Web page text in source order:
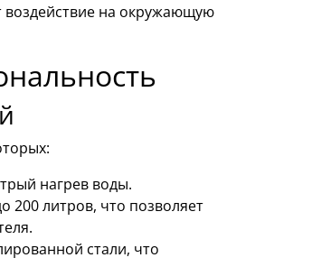
на окружающую
нагрев воды.
200 литров, что позволяет
стали, что